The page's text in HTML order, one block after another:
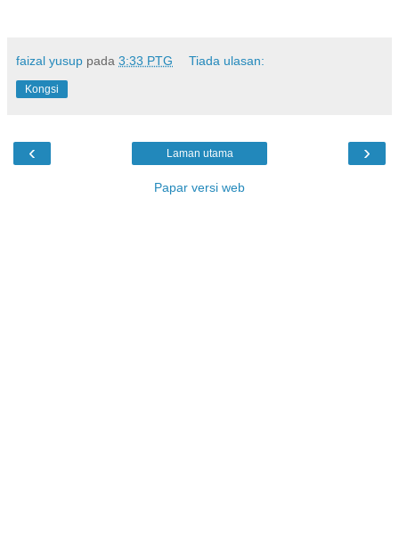
faizal yusup pada 3:33 PTG Tiada ulasan:
Kongsi
‹ ›
Laman utama
Papar versi web